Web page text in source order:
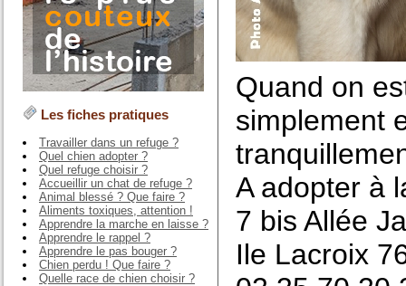
Les fiches pratiques
Travailler dans un refuge ?
Quel chien adopter ?
Quel refuge choisir ?
Accueillir un chat de refuge ?
Animal blessé ? Que faire ?
Aliments toxiques, attention !
Apprendre la marche en laisse ?
Apprendre le rappel ?
Apprendre le pas bouger ?
Chien perdu ! Que faire ?
Quelle race de chien choisir ?
Quand on
simplement
A adopter à
7 bis Allée
Ile Lacroix